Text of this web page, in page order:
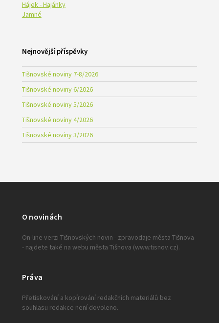
Hájek - Hajánky
Jamné
Nejnovější příspěvky
Tišnovské noviny 7-8/2026
Tišnovské noviny 6/2026
Tišnovské noviny 5/2026
Tišnovské noviny 4/2026
Tišnovské noviny 3/2026
O novinách
On-line verzi Tišnovských novin - zpravodaje města Tišnova
- najdete také na webu města Tišnova (www.tisnov.cz).
Práva
Přetiskování a kopírování redakčních materiálů bez
souhlasu redakce není dovoleno.